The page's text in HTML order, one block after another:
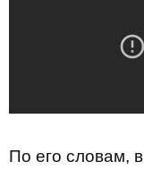
По его словам,